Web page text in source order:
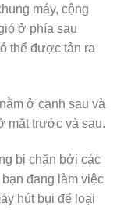
máy, cộng
ở phía sau
thể được tản ra
ở cạnh sau và
mặt trước và sau.
bị chặn bởi các
đang làm việc
hút bụi để loại